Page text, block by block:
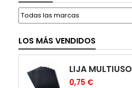
LOS MÁS VENDIDOS
LIJA MULTIUSO
0,75 €